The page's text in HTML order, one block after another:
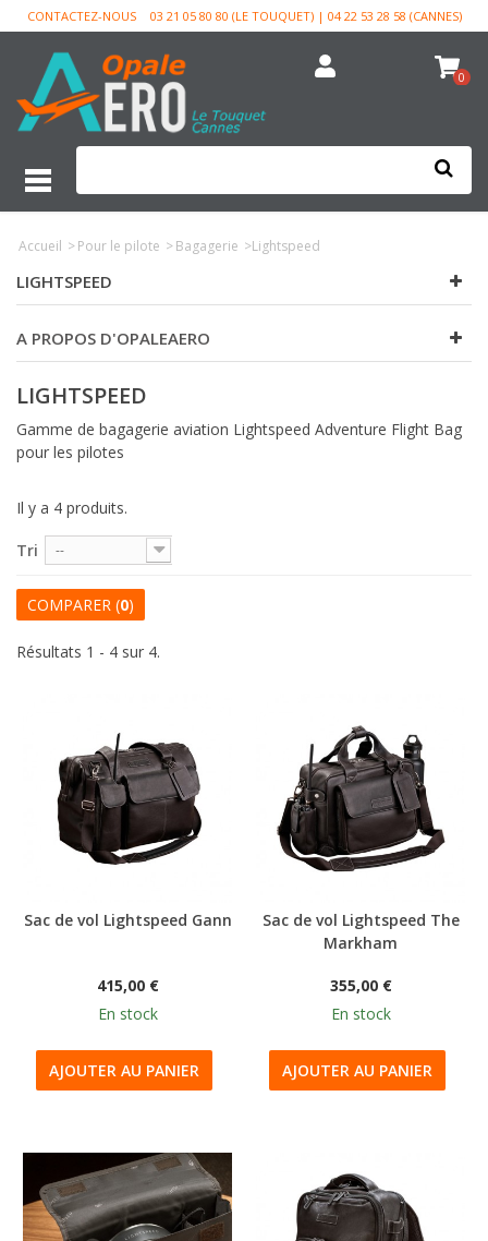
CONTACTEZ-NOUS 03 21 05 80 80 (LE TOUQUET) | 04 22 53 28 58 (CANNES)
0
Accueil >Pour le pilote >Bagagerie >Lightspeed
LIGHTSPEED
A PROPOS D'OPALEAERO
LIGHTSPEED
Gamme de bagagerie aviation Lightspeed Adventure Flight Bag
pour les pilotes
Il y a 4 produits.
Tri --
COMPARER (0)
Résultats 1 - 4 sur 4.
Sac de vol Lightspeed Gann
415,00 €
En stock
AJOUTER AU PANIER
Sac de vol Lightspeed The
Markham
355,00 €
En stock
AJOUTER AU PANIER